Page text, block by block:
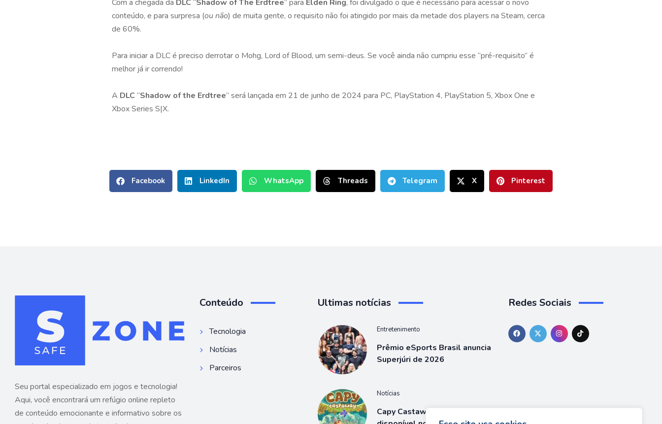
Com a chegada da DLC “Shadow of The Erdtree” para Elden Ring, foi divulgado o que é necessário para acessar o novo
conteúdo, e para surpresa (ou não) de muita gente, o requisito não foi atingido por mais da metade dos players na Steam, cerca
de 60%.
Para iniciar a DLC é preciso derrotar o Mohg, Lord of Blood, um semi-deus. Se você ainda não cumpriu esse “pré-requisito” é
melhor já ir correndo!
A DLC “Shadow of the Erdtree” será lançada em 21 de junho de 2024 para PC, PlayStation 4, PlayStation 5, Xbox One e
Xbox Series S|X.
Facebook LinkedIn WhatsApp Threads Telegram X Pinterest
Seu portal especializado em jogos e tecnologia!
Aqui, você encontrará um refúgio online repleto
de conteúdo emocionante e informativo sobre os
Conteúdo
Tecnologia
Notícias
Parceiros
Ultimas notícias
Entretenimento
Prêmio eSports Brasil anuncia
Superjúri de 2026
Notícias
Capy Castaway já está
Redes Sociais